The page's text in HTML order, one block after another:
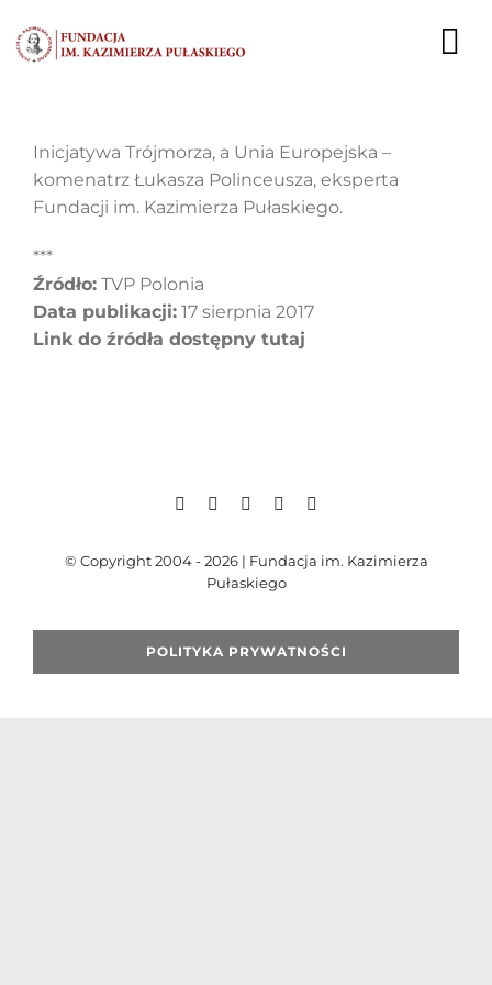
do
zawartości
EKSPERCI
FUNDACJA
Szukaj
Inicjatywa Trójmorza, a Unia Europejska –
komenatrz Łukasza Polinceusza, eksperta
Fundacji im. Kazimierza Pułaskiego.
***
Źródło: TVP Polonia
Data publikacji: 17 sierpnia 2017
Link do źródła dostępny tutaj
© Copyright 2004 - 2026 | Fundacja im. Kazimierza
Pułaskiego
POLITYKA PRYWATNOŚCI